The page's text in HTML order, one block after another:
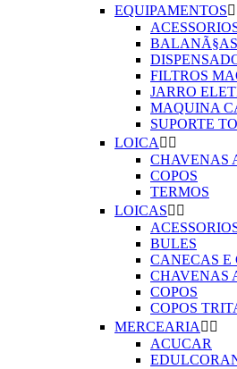
EQUIPAMENTOS
BALANÃ§AS
FILTROS
JARRO
MAQUINA
SUPORTE
LOICA  
CHAVENAS
COPOS
TERMOS
LOICAS 
BULES
CANECAS E
CHAVENAS
COPOS
COPOS
MERCEARIA  
ACUCAR